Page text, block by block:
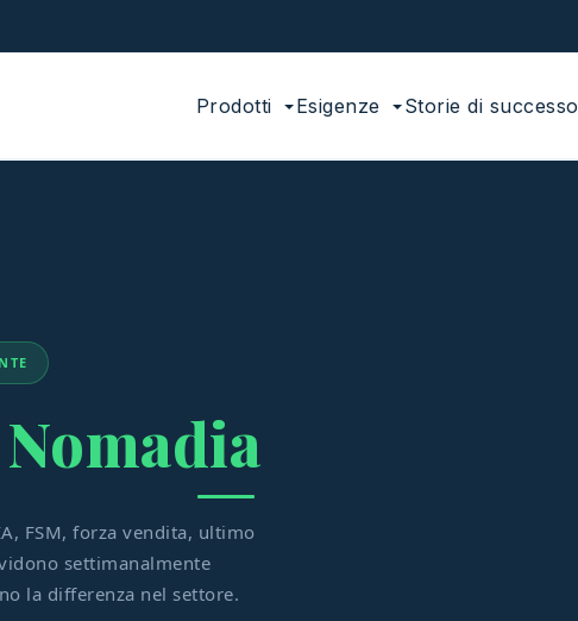
Prodotti Esigenze Storie di successo
Nomadia
FSM, forza vendita, ultimo
settimanalmente
la differenza nel settore.